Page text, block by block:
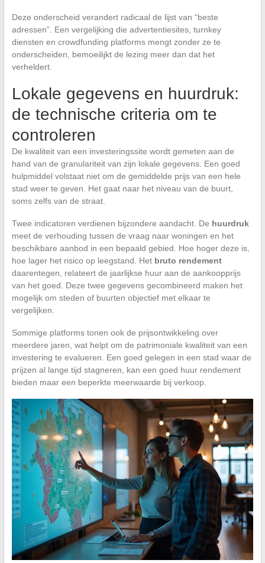
Deze onderscheid verandert radicaal de lijst van “beste
adressen”. Een vergelijking die advertentiesites, turnkey
diensten en crowdfunding platforms mengt zonder ze te
onderscheiden, bemoeilijkt de lezing meer dan dat het
verheldert.
Lokale gegevens en huurdruk:
de technische criteria om te
controleren
De kwaliteit van een investeringssite wordt gemeten aan de
hand van de granulariteit van zijn lokale gegevens. Een goed
hulpmiddel volstaat niet om de gemiddelde prijs van een hele
stad weer te geven. Het gaat naar het niveau van de buurt,
soms zelfs van de straat.
Twee indicatoren verdienen bijzondere aandacht. De huurdruk
meet de verhouding tussen de vraag naar woningen en het
beschikbare aanbod in een bepaald gebied. Hoe hoger deze is,
hoe lager het risico op leegstand. Het bruto rendement
daarentegen, relateert de jaarlijkse huur aan de aankoopprijs
van het goed. Deze twee gegevens gecombineerd maken het
mogelijk om steden of buurten objectief met elkaar te
vergelijken.
Sommige platforms tonen ook de prijsontwikkeling over
meerdere jaren, wat helpt om de patrimoniale kwaliteit van een
investering te evalueren. Een goed gelegen in een stad waar de
prijzen al lange tijd stagneren, kan een goed huur rendement
bieden maar een beperkte meerwaarde bij verkoop.